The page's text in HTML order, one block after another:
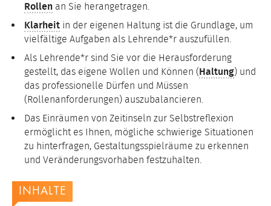
Rollen an Sie herangetragen.
Klarheit in der eigenen Haltung ist die Grundlage, um
vielfältige Aufgaben als Lehrende*r auszufüllen.
Als Lehrende*r sind Sie vor die Herausforderung
gestellt, das eigene Wollen und Können (Haltung) und
das professionelle Dürfen und Müssen
(Rollenanforderungen) auszubalancieren.
Das Einräumen von Zeitinseln zur Selbstreflexion
ermöglicht es Ihnen, mögliche schwierige Situationen
zu hinterfragen, Gestaltungsspielräume zu erkennen
und Veränderungsvorhaben festzuhalten.
INHALTE